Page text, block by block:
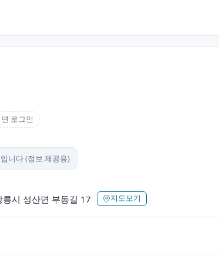
로그인
니다 (정보 제공용)
시 성산면 부동길 17 지도보기